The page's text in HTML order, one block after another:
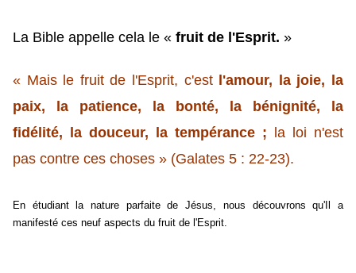
La Bible appelle cela le « fruit de l'Esprit. »
« Mais le fruit de l'Esprit, c'est
l'amour, la joie, la
paix, la patience, la bonté, la bénignité, la
fidélité, la douceur, la tempérance ; la loi n'est
pas contre ces choses » (Galates 5 : 22-23).
En étudiant la nature parfaite de Jésus, nous découvrons qu'Il a
manifesté ces neuf aspects du fruit de l'Esprit.